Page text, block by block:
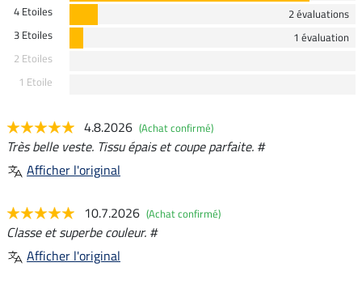
4 Etoiles
2 évaluations
3 Etoiles
1 évaluation
2 Etoiles
1 Etoile
4.8.2026 (Achat confirmé)
Très belle veste. Tissu épais et coupe parfaite. #
Afficher l'original
10.7.2026 (Achat confirmé)
Classe et superbe couleur. #
Afficher l'original